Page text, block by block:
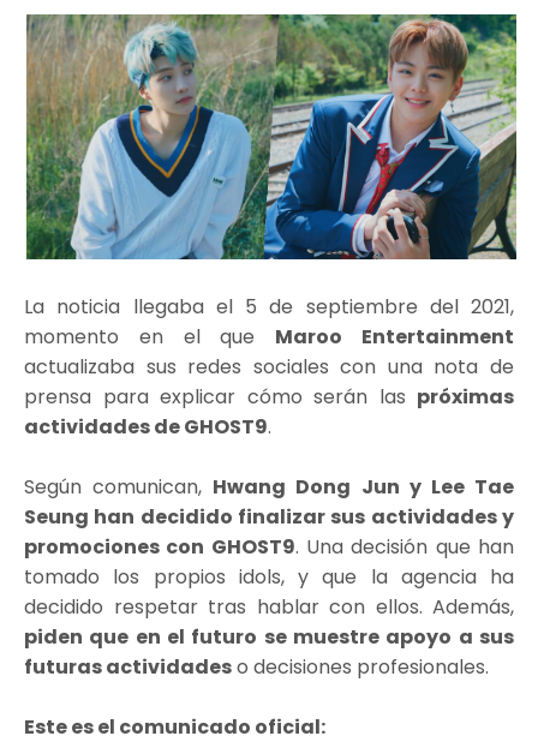
La noticia llegaba el 5 de septiembre del 2021,
momento en el que Maroo Entertainment
actualizaba sus redes sociales con una nota de
prensa para explicar cómo serán las próximas
actividades de GHOST9.
Según comunican, Hwang Dong Jun y Lee Tae
Seung han decidido finalizar sus actividades y
promociones con GHOST9. Una decisión que han
tomado los propios idols, y que la agencia ha
decidido respetar tras hablar con ellos. Además,
piden que en el futuro se muestre apoyo a sus
futuras actividadeso decisiones profesionales.
Este es el comunicado oficial: